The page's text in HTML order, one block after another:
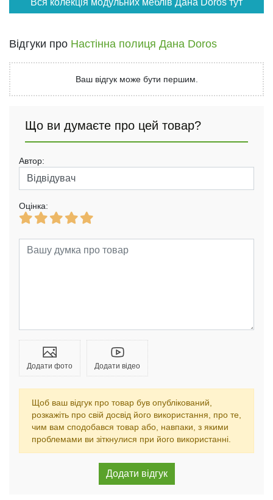
Вся колекція модульних меблів Дана Doros тут
Відгуки про Настінна полиця Дана Doros
Ваш відгук може бути першим.
Що ви думаєте про цей товар?
Автор:
Оцінка:
Додати фото Додати відео
Щоб ваш відгук про товар був опублікований,
розкажіть про свій досвід його використання, про те,
чим вам сподобався товар або, навпаки, з якими
проблемами ви зіткнулися при його використанні.